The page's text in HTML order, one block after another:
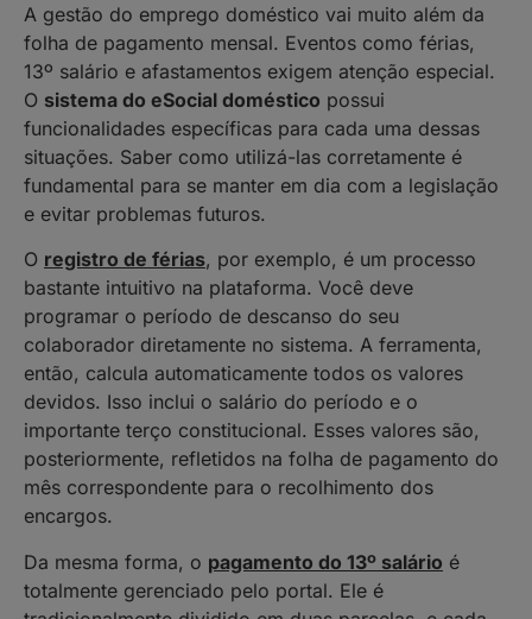
A gestão do emprego doméstico vai muito além da
folha de pagamento mensal. Eventos como férias,
13º salário e afastamentos exigem atenção especial.
O sistema do eSocial doméstico possui
funcionalidades específicas para cada uma dessas
situações. Saber como utilizá-las corretamente é
fundamental para se manter em dia com a legislação
e evitar problemas futuros.
O registro de férias, por exemplo, é um processo
bastante intuitivo na plataforma. Você deve
programar o período de descanso do seu
colaborador diretamente no sistema. A ferramenta,
então, calcula automaticamente todos os valores
devidos. Isso inclui o salário do período e o
importante terço constitucional. Esses valores são,
posteriormente, refletidos na folha de pagamento do
mês correspondente para o recolhimento dos
encargos.
Da mesma forma, o pagamento do 13º salário é
totalmente gerenciado pelo portal. Ele é